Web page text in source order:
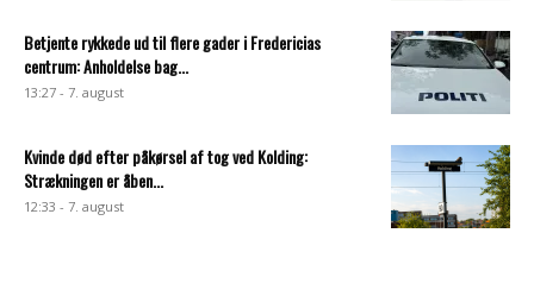
Betjente rykkede ud til flere gader i Fredericias
centrum: Anholdelse bag...
13:27 - 7. august
Kvinde død efter påkørsel af tog ved Kolding:
Strækningen er åben...
12:33 - 7. august